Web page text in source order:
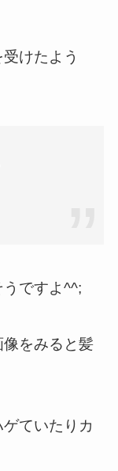
けたよう
ですよ^^;
をみると髪
ていたりカ